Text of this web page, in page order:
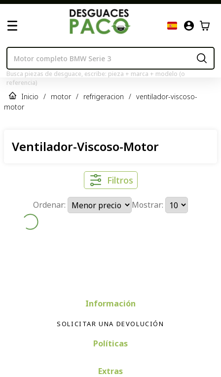
Busca piezas de desguace, escribe: pieza + marca + modelo (o
referencia)
Inicio / motor / refrigeracion / ventilador-viscoso-
motor
Ventilador-Viscoso-Motor
Filtros
Ordenar: Mostrar:
Información
SOLICITAR UNA DEVOLUCIÓN
Políticas
Extras